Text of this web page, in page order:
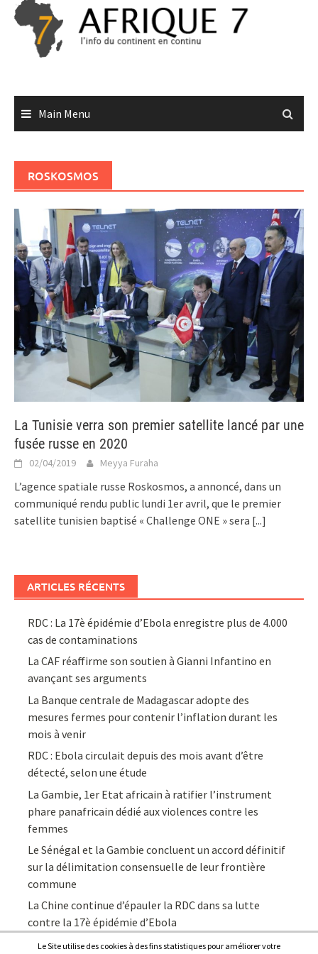
Skip
content
Main Menu
ROSKOSMOS
La Tunisie verra son premier satellite lancé par une
fusée russe en 2020
02/04/2019 Meyya Furaha
L’agence spatiale russe Roskosmos, a annoncé, dans un
communiqué rendu public lundi 1er avril, que le premier
satellite tunisien baptisé « Challenge ONE » sera [...]
ARTICLES RÉCENTS
RDC : La 17è épidémie d’Ebola enregistre plus de 4.000
cas de contaminations
La CAF réaffirme son soutien à Gianni Infantino en
avançant ses arguments
La Banque centrale de Madagascar adopte des
mesures fermes pour contenir l’inflation durant les
mois à venir
RDC : Ebola circulait depuis des mois avant d’être
détecté, selon une étude
La Gambie, 1er Etat africain à ratifier l’instrument
phare panafricain dédié aux violences contre les
femmes
Le Sénégal et la Gambie concluent un accord définitif
sur la délimitation consensuelle de leur frontière
commune
La Chine continue d’épauler la RDC dans sa lutte
contre la 17è épidémie d’Ebola
Le Site utilise des cookies à des fins statistiques pour améliorer votre